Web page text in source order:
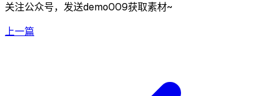
关注公众号，发送demo009获取素材~
上一篇